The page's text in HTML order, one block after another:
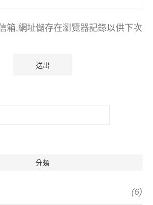
箱,網址儲存在瀏覽器記錄以供下次
分類
(6)